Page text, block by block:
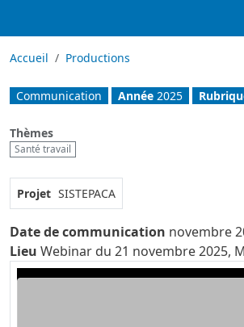
Accueil Productions
Communication Année 2025
Thèmes
Santé travail
Projet SISTEPACA
Date de communication novembre
Lieu Webinar du 21 novembre 2025,
Video URL